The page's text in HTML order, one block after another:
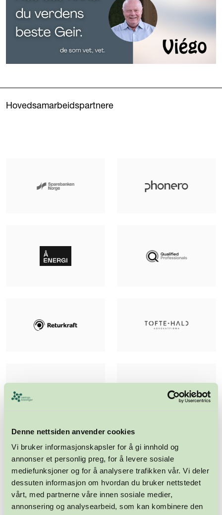
Denne nettsiden anvender cookies
Vi bruker informasjonskapsler for å gi innhold og
annonser et personlig preg, for å levere sosiale
mediefunksjoner og for å analysere trafikken vår. Vi deler
dessuten informasjon om hvordan du bruker nettstedet
vårt, med partnerne våre innen sosiale medier,
annonsering og analysearbeid, som kan kombinere den
Hovedsamarbeidspartnere